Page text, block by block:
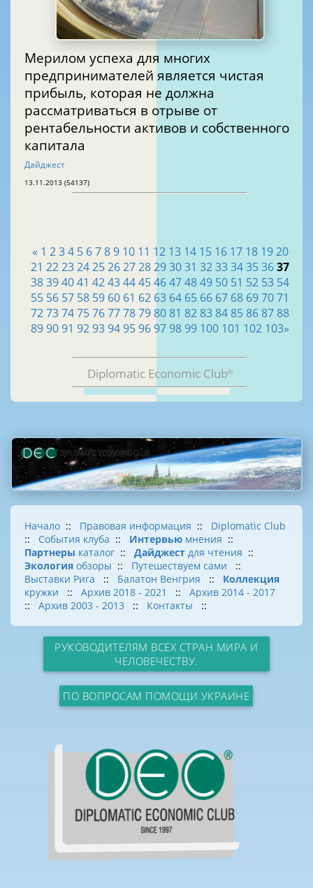
Мерилом успеха для многих
предпринимателей является чистая
прибыль, которая не должна
рассматриваться в отрыве от
рентабельности активов и собственного
капитала
Дайджест
13.11.2013 (54137)
« 1 2 3 4 5 6 7 8 9 10 11 12 13 14 15 16 17 18 19 20
21 22232425262728293031 323334353637
38394041 4243444546474849 50 51 52 53 54
55 56 57 58 59 60 61 62 63 64 65 66 67 68 697071
727374757677787980 81 82 83 84 85 86 87 88
899091 929394959697 98 99 100 101 102 103»
Diplomatic Economic Club®
Начало :: Правовая информация :: Diplomatic Club
:: События клуба :: Интервью мнения ::
Партнеры каталог :: Дайджест для чтения ::
Экология обзоры :: Путешествуем сами
::
Выставки Рига
:: Балатон Венгрия :: Коллекция
кружки
:: Архив 2018 - 2021 :: Архив 2014 - 2017
:: Архив 2003 - 2013 :: Контакты ::
РУКОВОДИТЕЛЯМ ВСЕХ СТРАН МИРА И
ЧЕЛОВЕЧЕСТВУ.
ПО ВОПРОСАМ ПОМОЩИ УКРАИНЕ